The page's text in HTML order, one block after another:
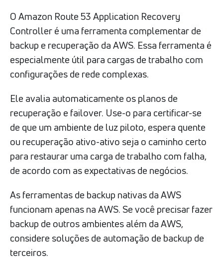
O Amazon Route 53 Application Recovery
Controller é uma ferramenta complementar de
backup e recuperação da AWS. Essa ferramenta é
especialmente útil para cargas de trabalho com
configurações de rede complexas.
Ele avalia automaticamente os planos de
recuperação e failover. Use-o para certificar-se
de que um ambiente de luz piloto, espera quente
ou recuperação ativo-ativo seja o caminho certo
para restaurar uma carga de trabalho com falha,
de acordo com as expectativas de negócios.
As ferramentas de backup nativas da AWS
funcionam apenas na AWS. Se você precisar fazer
backup de outros ambientes além da AWS,
considere soluções de automação de backup de
terceiros.